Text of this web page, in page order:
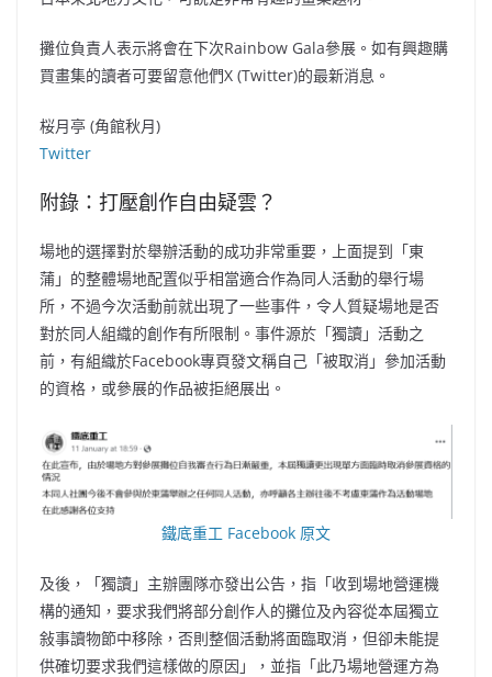
攤位負責人表示將會在下次Rainbow Gala參展。如有興趣購
買畫集的讀者可要留意他們X (Twitter)的最新消息。
桜月亭 (角館秋月)
Twitter
附錄：打壓創作自由疑雲？
場地的選擇對於舉辦活動的成功非常重要，上面提到「東
蒲」的整體場地配置似乎相當適合作為同人活動的舉行場
所，不過今次活動前就出現了一些事件，令人質疑場地是否
對於同人組織的創作有所限制。事件源於「獨讀」活動之
前，有組織於Facebook專頁發文稱自己「被取消」參加活動
的資格，或參展的作品被拒絕展出。
鐵底重工 Facebook 原文
及後，「獨讀」主辦團隊亦發出公告，指「收到場地營運機
構的通知，要求我們將部分創作人的攤位及內容從本屆獨立
敍事讀物節中移除，否則整個活動將面臨取消，但卻未能提
供確切要求我們這樣做的原因」，並指「此乃場地營運方為